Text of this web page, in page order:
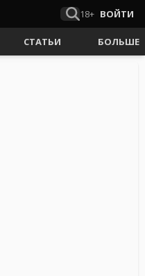
18+ ВОЙТИ
СТАТЬИ БОЛЬШЕ